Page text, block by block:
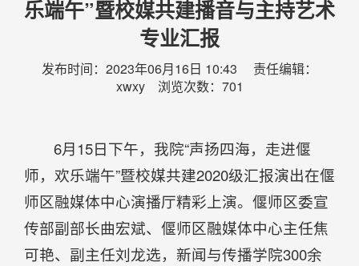
乐端午”暨校媒共建播音与主持艺术
专业汇报
发布时间：2023年06月16日 10:43 责任编辑：
xwxy 浏览次数： 701
6月15日下午，我院“声扬四海，走进偃
师，欢乐端午”暨校媒共建2020级汇报演出在偃
师区融媒体中心演播厅精彩上演。偃师区委宣
传部副部长曲宏斌、偃师区融媒体中心主任焦
可艳、副主任刘龙选，新闻与传播学院300余